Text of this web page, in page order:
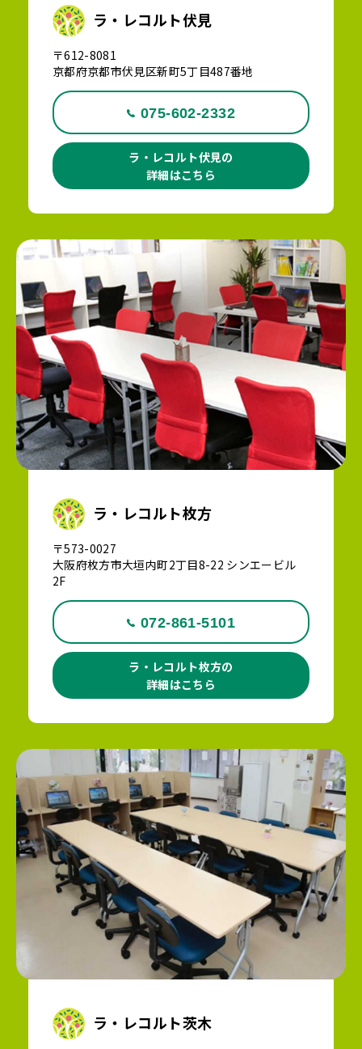
ラ・レコルト伏見
〒612-8081
京都府京都市伏見区新町5丁目487番地
075-602-2332
ラ・レコルト伏見の
詳細はこちら
ラ・レコルト枚方
〒573-0027
大阪府枚方市大垣内町2丁目8-22 シンエービル
2F
072-861-5101
ラ・レコルト枚方の
詳細はこちら
ラ・レコルト茨木